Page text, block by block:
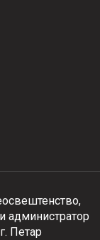
администратор
Петар